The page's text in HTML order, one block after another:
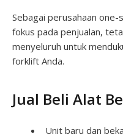
Sebagai perusahaan
fokus pada penjualan,
menyeluruh untuk
forklift Anda.
Jual Beli Alat
Unit baru dan